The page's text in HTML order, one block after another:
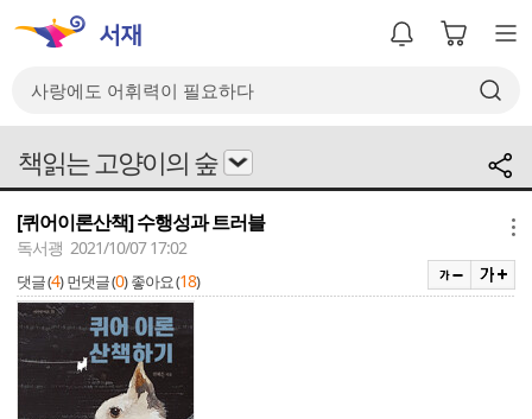
책읽는 고양이의 숲
[퀴어이론산책] 수행성과 트러블
독서괭 2021/10/07 17:02
댓글 (4) 먼댓글 (0) 좋아요 (18)